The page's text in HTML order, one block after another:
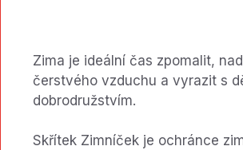
Zima je ideální čas zpomalit,
čerstvého vzduchu a vyrazit s
dobrodružstvím.
Skřítek Zimníček je ochránce